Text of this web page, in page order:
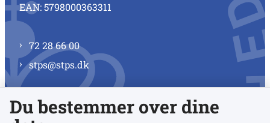
EAN: 5798000363311
72 28 66 00
stps@stps.dk
Se alle kontaktnumre
Du bestemmer over dine